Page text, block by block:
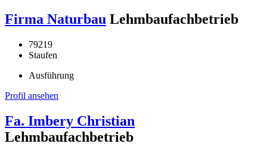
Firma Naturbau Lehmbaufachbetrieb
79219
Staufen
Ausführung
Profil ansehen
Fa. Imbery Christian
Lehmbaufachbetrieb